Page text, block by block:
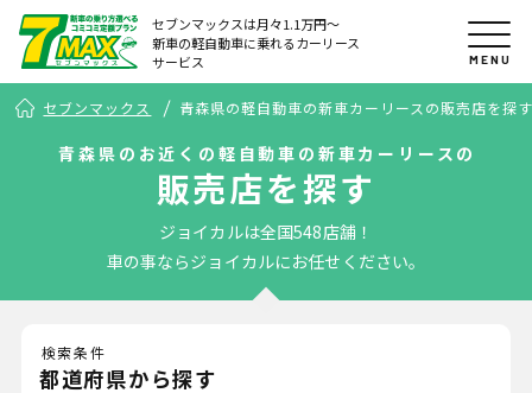
セブンマックスは月々1.1万円〜
新車の軽自動車に乗れるカーリース
サービス
MENU
セブンマックス 青森県の軽自動車の新車カーリースの販売店を探
青森県のお近くの軽自動車の新車カーリースの
販売店を探す
ジョイカルは全国548店舗！
車の事ならジョイカルにお任せください。
検索条件
都道府県から探す